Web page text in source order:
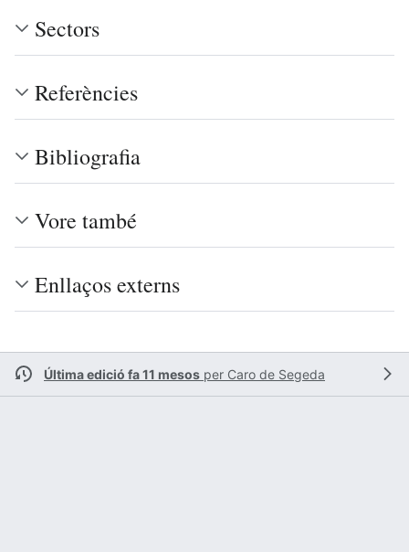
Sectors
Referències
Bibliografia
Vore també
Enllaços externs
Última edició fa 11 mesos per Caro de Segeda